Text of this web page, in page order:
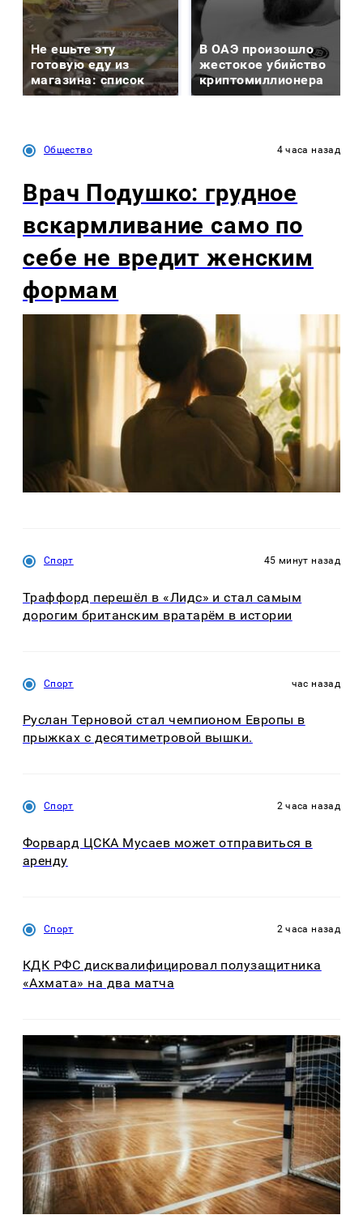
Не ешьте эту
готовую еду из
магазина: список
В ОАЭ произошло
жестокое убийство
криптомиллионера
Общество 4 часа назад
Врач Подушко: грудное
вскармливание само по
себе не вредит женским
формам
Спорт 45 минут назад
Траффорд перешёл в «Лидс» и стал самым
дорогим британским вратарём в истории
Спорт час назад
Руслан Терновой стал чемпионом Европы в
прыжках с десятиметровой вышки.
Спорт 2 часа назад
Форвард ЦСКА Мусаев может отправиться в
аренду
Спорт 2 часа назад
КДК РФС дисквалифицировал полузащитника
«Ахмата» на два матча